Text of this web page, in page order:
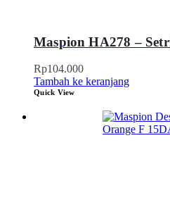
Maspion HA278 –
Rp104.000
Tambah ke keranjang
Quick View